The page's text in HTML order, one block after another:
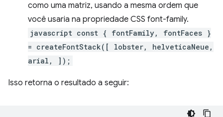
como uma matriz, usando a mesma ordem que
você usaria na propriedade CSS font-family.
javascript const { fontFamily, fontFaces }
= createFontStack([ lobster, helveticaNeue,
arial, ]);
Isso retorna o resultado a seguir: